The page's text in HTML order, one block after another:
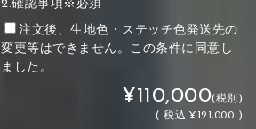
2.確認事項※必須
注文後、生地色・ステッチ色発送先の
変更等はできません。この条件に同意し
ました。
¥110,000(税別)
(税込 ¥121,000 )